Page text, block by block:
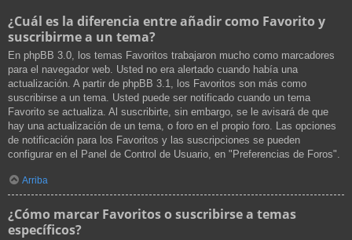
¿Cuál es la diferencia entre añadir como Favorito y
suscribirme a un tema?
En phpBB 3.0, los temas Favoritos trabajaron mucho como marcadores
para el navegador web. Usted no era alertado cuando había una
actualización. A partir de phpBB 3.1, los Favoritos son más como
suscribirse a un tema. Usted puede ser notificado cuando un tema
Favorito se actualiza. Al suscribirte, sin embargo, se le avisará de que
hay una actualización de un tema, o foro en el propio foro. Las opciones
de notificación para los Favoritos y las suscripciones se pueden
configurar en el Panel de Control de Usuario, en "Preferencias de Foros".
Arriba
¿Cómo marcar Favoritos o suscribirse a temas
específicos?